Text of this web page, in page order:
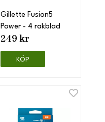
Gillette Fusion5
Power - 4 rakblad
249 kr
KÖP